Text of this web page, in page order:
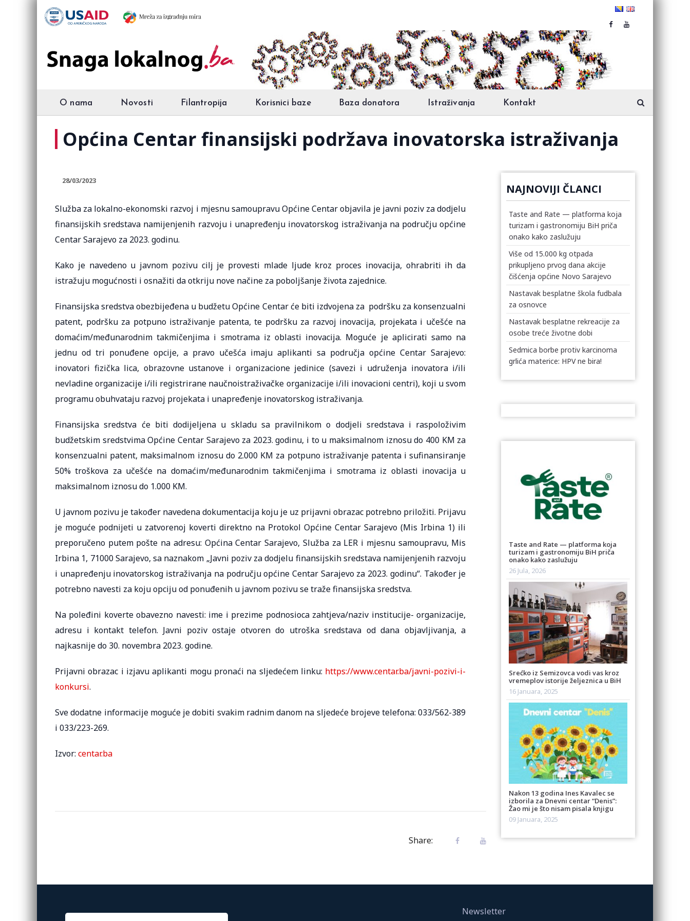
O nama Novosti Filantropija Korisnici baze Baza donatora Istraživanja Kontakt
Općina Centar finansijski podržava inovatorska istraživanja
28/03/2023
Služba za lokalno-ekonomski razvoj i mjesnu samoupravu Općine Centar objavila je javni poziv za dodjelu
finansijskih sredstava namijenjenih razvoju i unapređenju inovatorskog istraživanja na području općine
Centar Sarajevo za 2023. godinu.
Kako je navedeno u javnom pozivu cilj je provesti mlade ljude kroz proces inovacija, ohrabriti ih da
istražuju mogućnosti i osnažiti da otkriju nove načine za poboljšanje života zajednice.
Finansijska sredstva obezbijeđena u budžetu Općine Centar će biti izdvojena za podršku za konsenzualni
patent, podršku za potpuno istraživanje patenta, te podršku za razvoj inovacija, projekata i učešće na
domaćim/međunarodnim takmičenjima i smotrama iz oblasti inovacija. Moguće je aplicirati samo na
jednu od tri ponuđene opcije, a pravo učešća imaju aplikanti sa područja općine Centar Sarajevo:
inovatori fizička lica, obrazovne ustanove i organizacione jedinice (savezi i udruženja inovatora i/ili
nevladine organizacije i/ili registrirane naučnoistraživačke organizacije i/ili inovacioni centri), koji u svom
programu obuhvataju razvoj projekata i unapređenje inovatorskog istraživanja.
Finansijska sredstva će biti dodijeljena u skladu sa pravilnikom o dodjeli sredstava i raspoloživim
budžetskim sredstvima Općine Centar Sarajevo za 2023. godinu, i to u maksimalnom iznosu do 400 KM za
konsenzualni patent, maksimalnom iznosu do 2.000 KM za potpuno istraživanje patenta i sufinansiranje
50% troškova za učešće na domaćim/međunarodnim takmičenjima i smotrama iz oblasti inovacija u
maksimalnom iznosu do 1.000 KM.
U javnom pozivu je također navedena dokumentacija koju je uz prijavni obrazac potrebno priložiti. Prijavu
je moguće podnijeti u zatvorenoj koverti direktno na Protokol Općine Centar Sarajevo (Mis Irbina 1) ili
preporučeno putem pošte na adresu: Općina Centar Sarajevo, Služba za LER i mjesnu samoupravu, Mis
Irbina 1, 71000 Sarajevo, sa naznakom „Javni poziv za dodjelu finansijskih sredstava namijenjenih razvoju
i unapređenju inovatorskog istraživanja na području općine Centar Sarajevo za 2023. godinu“. Također je
potrebno navesti za koju opciju od ponuđenih u javnom pozivu se traže finansijska sredstva.
Na poleđini koverte obavezno navesti: ime i prezime podnosioca zahtjeva/naziv institucije- organizacije,
adresu i kontakt telefon. Javni poziv ostaje otvoren do utroška sredstava od dana objavljivanja, a
najkasnije do 30. novembra 2023. godine.
Prijavni obrazac i izjavu aplikanti mogu pronaći na sljedećem linku: https://www.centar.ba/javni-pozivi-i-
konkursi.
Sve dodatne informacije moguće je dobiti svakim radnim danom na sljedeće brojeve telefona: 033/562-389
i 033/223-269.
Izvor: centar.ba
Share:
NAJNOVIJI ČLANCI
Taste and Rate — platforma koja
turizam i gastronomiju BiH priča
onako kako zaslužuju
Više od 15.000 kg otpada
prikupljeno prvog dana akcije
čišćenja općine Novo Sarajevo
Nastavak besplatne škola fudbala
za osnovce
Nastavak besplatne rekreacije za
osobe treće životne dobi
Sedmica borbe protiv karcinoma
grlića materice: HPV ne bira!
Taste and Rate — platforma koja
turizam i gastronomiju BiH priča
onako kako zaslužuju
26 Jula, 2026
Srećko iz Semizovca vodi vas kroz
vremeplov istorije željeznica u BiH
16 Januara, 2025
Nakon 13 godina Ines Kavalec se
izborila za Dnevni centar “Denis”:
Žao mi je što nisam pisala knjigu
09 Januara, 2025
Newsletter